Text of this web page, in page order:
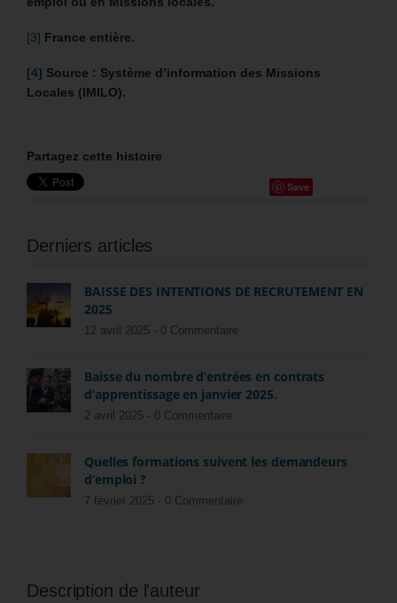
[3] France entière.
[4] Source : Système d’information des Missions
Locales (IMILO).
Partagez cette histoire
Save
Derniers articles
BAISSE DES INTENTIONS DE RECRUTEMENT EN
2025
12 avril 2025 - 0 Commentaire
Baisse du nombre d’entrées en contrats
d’apprentissage en janvier 2025.
2 avril 2025 - 0 Commentaire
Quelles formations suivent les demandeurs
d’emploi ?
7 février 2025 - 0 Commentaire
Description de l'auteur